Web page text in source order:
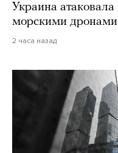
Украина
морскими дронами
2 часа назад